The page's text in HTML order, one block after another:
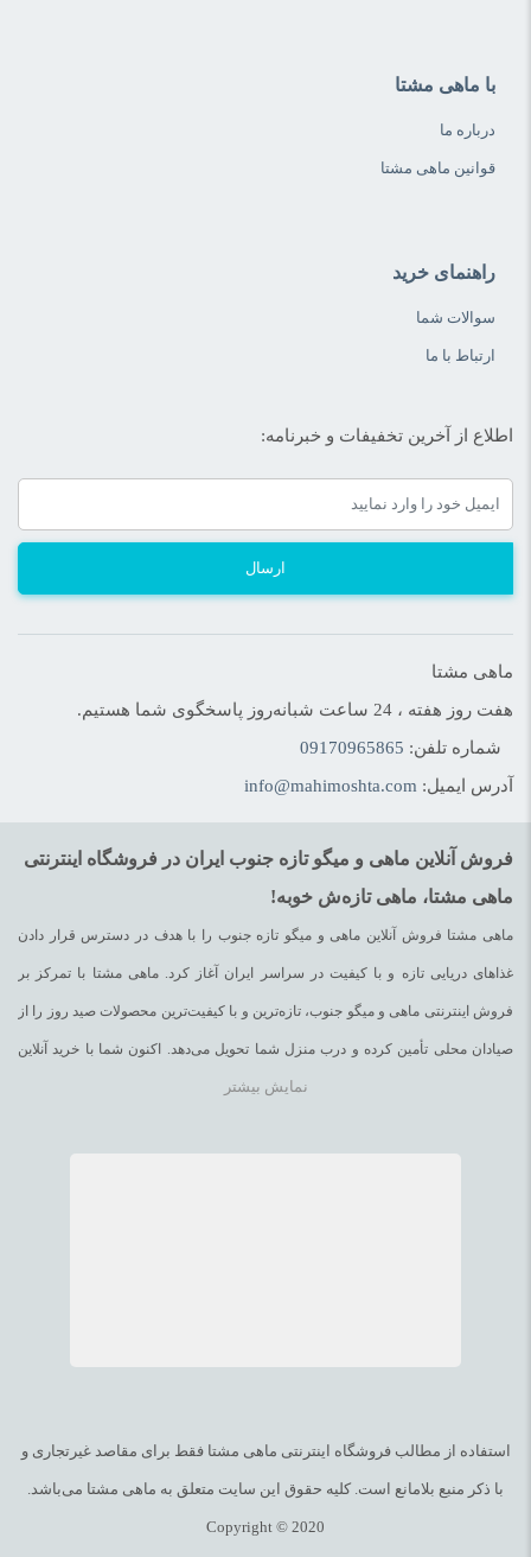
با ماهی مشتا
درباره ما
قوانین ماهی مشتا
راهنمای خرید
سوالات شما
ارتباط با ما
اطلاع از آخرین تخفیفات و خبرنامه:
ارسال
ماهی مشتا
هفت روز هفته ، 24 ساعت شبانه‌روز پاسخگوی شما هستیم.
شماره تلفن: 09170965865
آدرس ایمیل: info@mahimoshta.com
فروش آنلاین ماهی و میگو تازه جنوب ایران در فروشگاه اینترنتی
ماهی مشتا، ماهی تازه‌ش خوبه!
ماهی مشتا فروش آنلاین ماهی و میگو تازه جنوب را با هدف در دسترس قرار دادن
غذاهای دریایی تازه و با کیفیت در سراسر ایران آغاز کرد. ماهی مشتا با تمرکز بر
فروش اینترنتی ماهی و میگو جنوب، تازه‌ترین و با کیفیت‌ترین محصولات صید روز را از
صیادان محلی تأمین کرده و درب منزل شما تحویل می‌دهد. اکنون شما با خرید آنلاین
ماهی و میگو می‌توانید صید تازه‌ی دریای عمان و خلیج فارس را در سفره‌ی خود داشته
نمایش بیشتر
استفاده از مطالب فروشگاه اینترنتی ماهی مشتا فقط برای مقاصد غیرتجاری و
با ذکر منبع بلامانع است. کلیه حقوق این سایت متعلق به ماهی مشتا می‌باشد.
Copyright © 2020